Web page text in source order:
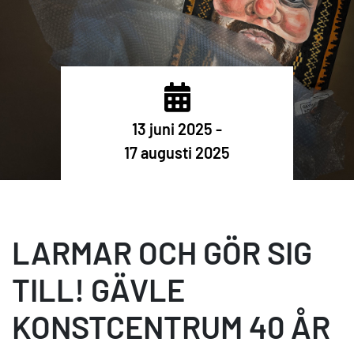
13 juni 2025 -
17 augusti 2025
LARMAR OCH GÖR SIG
TILL! GÄVLE
KONSTCENTRUM 40 ÅR